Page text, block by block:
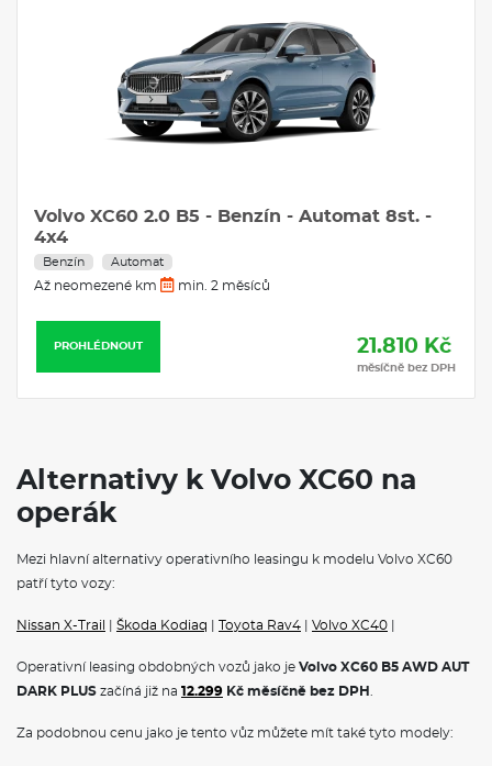
Volvo XC60 2.0 B5 - Benzín - Automat 8st. -
4x4
Benzín Automat
Až neomezené km min. 2 měsíců
PROHLÉDNOUT 21.810 Kč
měsíčně bez DPH
Alternativy k Volvo XC60 na
operák
Mezi hlavní alternativy operativního leasingu k modelu Volvo XC60
patří tyto vozy:
Nissan X-Trail Škoda Kodiaq Toyota Rav4 Volvo XC40
Operativní leasing obdobných vozů jako je Volvo XC60 B5 AWD AUT
DARK PLUS začíná již na 12.299 Kč měsíčně bez DPH
Za podobnou cenu jako je tento vůz můžete mít také tyto modely: